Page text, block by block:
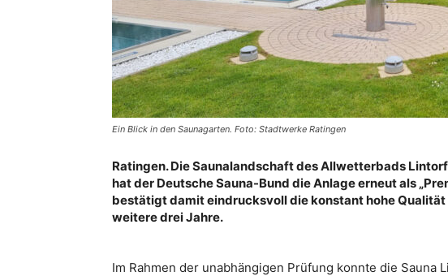
Ein Blick in den Saunagarten. Foto: Stadtwerke Ratingen
Ratingen. Die Saunalandschaft des Allwetterbads
hat der Deutsche Sauna-Bund die Anlage erneut als
bestätigt damit eindrucksvoll die konstant hohe
weitere drei Jahre.
Im Rahmen der unabhängigen Prüfung konnte die